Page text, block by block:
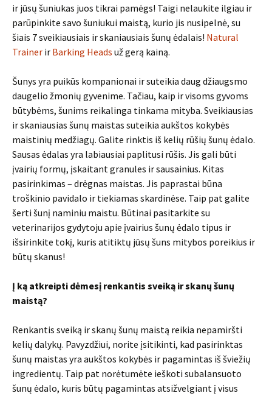
ir jūsų šuniukas juos tikrai pamėgs! Taigi nelaukite ilgiau ir
parūpinkite savo šuniukui maistą, kurio jis nusipelnė, su
šiais 7 sveikiausiais ir skaniausiais šunų ėdalais! Natural
Trainer ir Barking Heads už gerą kainą.
Šunys yra puikūs kompanionai ir suteikia daug džiaugsmo
daugelio žmonių gyvenime. Tačiau, kaip ir visoms gyvoms
būtybėms, šunims reikalinga tinkama mityba. Sveikiausias
ir skaniausias šunų maistas suteikia aukštos kokybės
maistinių medžiagų. Galite rinktis iš kelių rūšių šunų ėdalo.
Sausas ėdalas yra labiausiai paplitusi rūšis. Jis gali būti
įvairių formų, įskaitant granules ir sausainius. Kitas
pasirinkimas – drėgnas maistas. Jis paprastai būna
troškinio pavidalo ir tiekiamas skardinėse. Taip pat galite
šerti šunį naminiu maistu. Būtinai pasitarkite su
veterinarijos gydytoju apie įvairius šunų ėdalo tipus ir
išsirinkite tokį, kuris atitiktų jūsų šuns mitybos poreikius ir
būtų skanus!
Į ką atkreipti dėmesį renkantis sveiką ir skanų šunų
maistą?
Renkantis sveiką ir skanų šunų maistą reikia nepamiršti
kelių dalykų. Pavyzdžiui, norite įsitikinti, kad pasirinktas
šunų maistas yra aukštos kokybės ir pagamintas iš šviežių
ingredientų. Taip pat norėtumėte ieškoti subalansuoto
šunų ėdalo, kuris būtų pagamintas atsižvelgiant į visus